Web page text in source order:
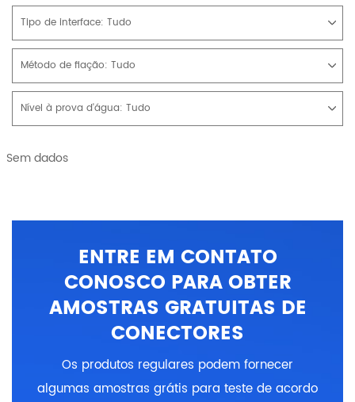
Tipo de interface: Tudo
Método de fiação: Tudo
Nível à prova d'água: Tudo
Sem dados
ENTRE EM CONTATO
CONOSCO PARA OBTER
AMOSTRAS GRATUITAS DE
CONECTORES
Os produtos regulares podem fornecer
algumas amostras grátis para teste de acordo